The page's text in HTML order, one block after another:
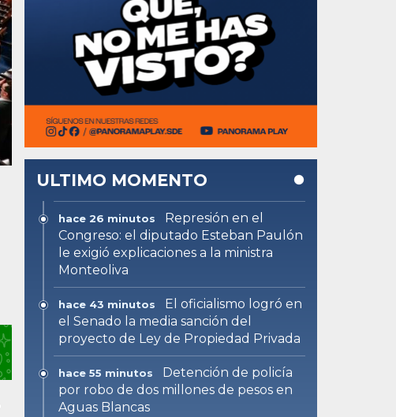
ULTIMO MOMENTO
hace 26 minutos
Represión en el
Congreso: el diputado Esteban Paulón
le exigió explicaciones a la ministra
Monteoliva
hace 43 minutos
El oficialismo logró en
el Senado la media sanción del
proyecto de Ley de Propiedad Privada
hace 55 minutos
Detención de policía
por robo de dos millones de pesos en
Aguas Blancas